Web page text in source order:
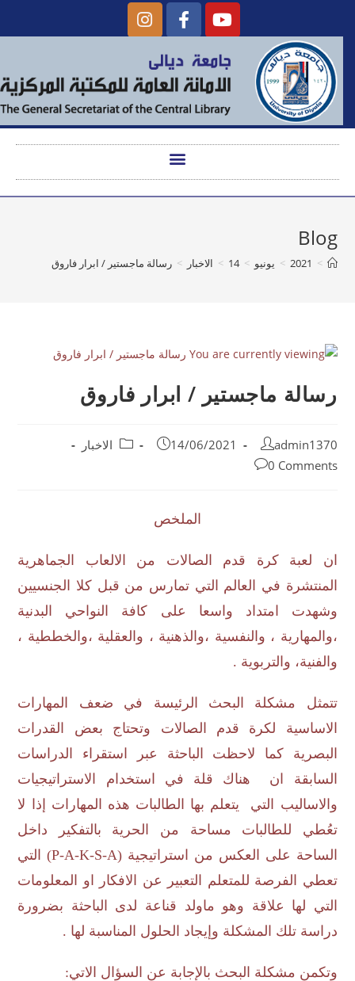
Blog
>
2021
> يونيو >
14
> الاخبار > رسالة ماجستير / ابرار فاروق
رسالة ماجستير / ابرار فاروق
admin1370
14/06/2021
الاخبار
0 Comments
الملخص
ان لعبة كرة قدم الصالات من الالعاب الجماهرية
المنتشرة في العالم التي تمارس من قبل كلا الجنسيين
وشهدت امتداد واسعا على كافة النواحي البدنية
،والمهارية ، والنفسية ،والذهنية ، والعقلية ،والخططية ،
والفنية، والتربوية .
تتمثل مشكلة البحث الرئيسة في ضعف المهارات
الاساسية لكرة قدم الصالات وتحتاج بعض القدرات
البصرية كما لاحظت الباحثة عبر استقراء الدراسات
السابقة ان هناك قلة في استخدام الاستراتيجيات
والاساليب التي يتعلم بها الطالبات هذه المهارات إذا لا
تعُطي للطالبات مساحة من الحرية بالتفكير داخل
الساحة على العكس من استراتيجية (P-A-K-S-A) التي
تعطي الفرصة للمتعلم التعبير عن الافكار او المعلومات
التي لها علاقة وهو ماولد قناعة لدى الباحثة بضرورة
دراسة تلك المشكلة وإيجاد الحلول المناسبة لها .
وتكمن مشكلة البحث بالإجابة عن السؤال الاتي: